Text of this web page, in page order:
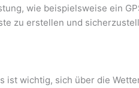
wie beispielsweise ein
zu erstellen und
ist wichtig, sich über die